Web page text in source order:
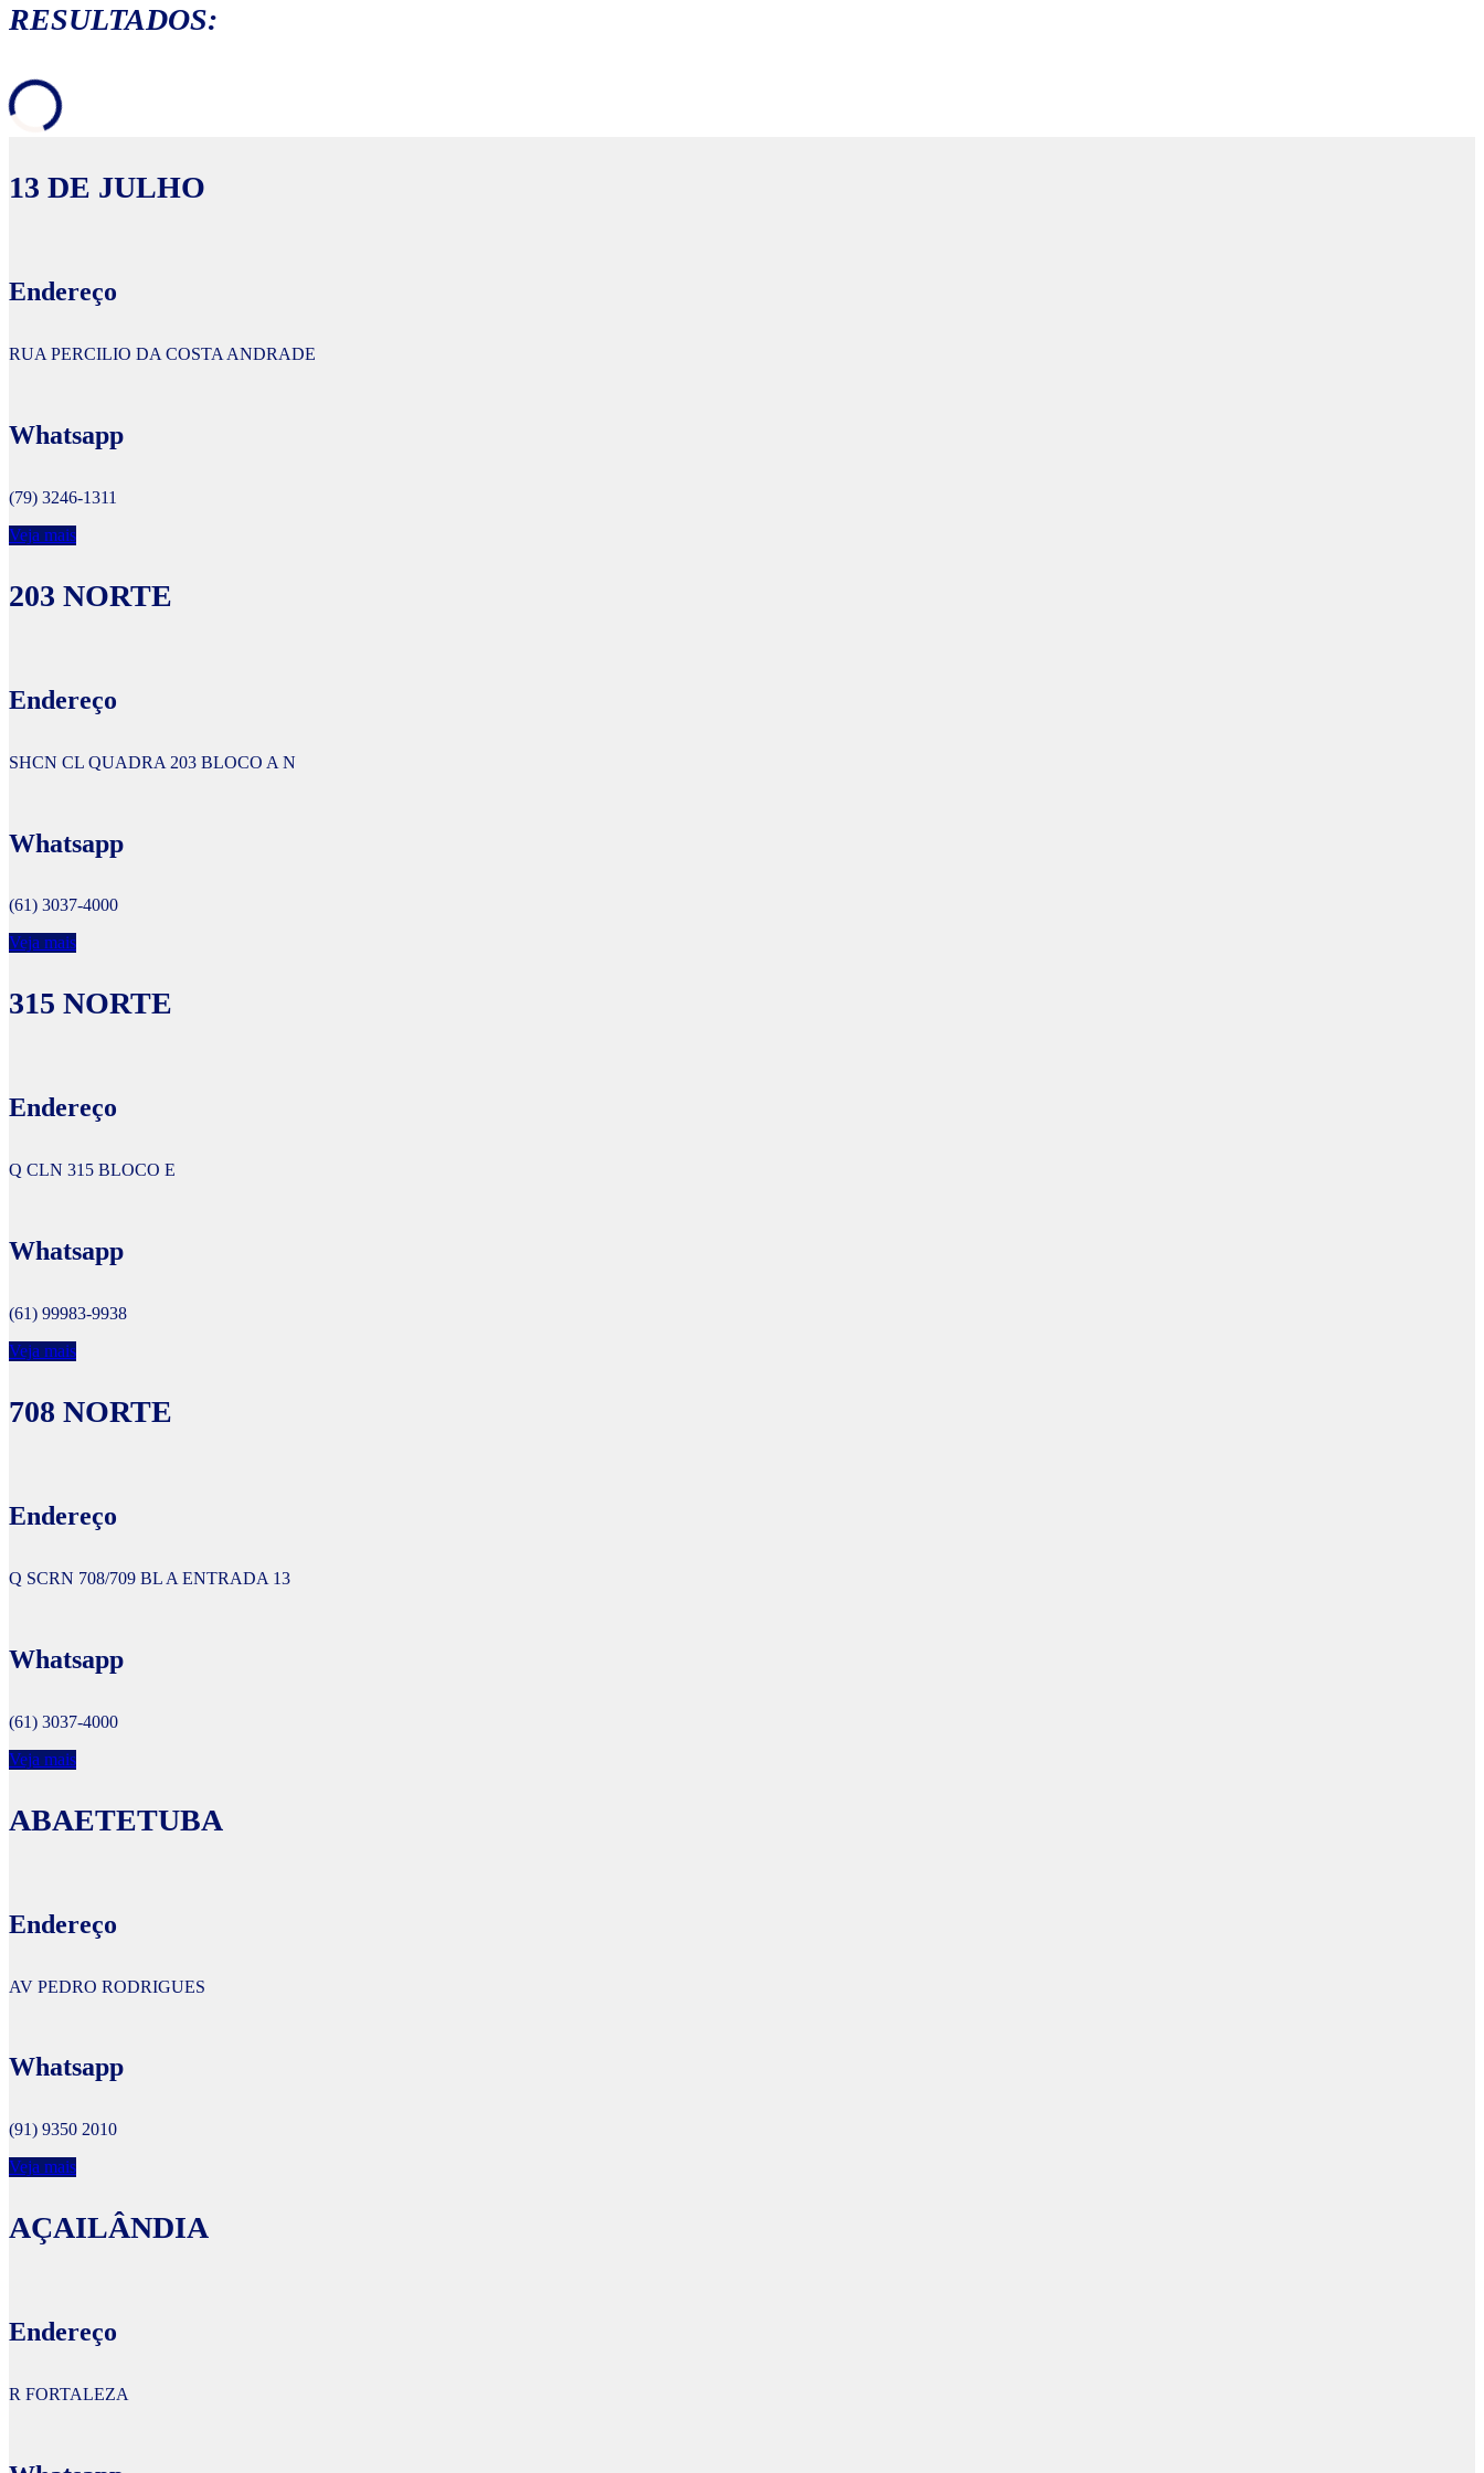
RESULTADOS:
13 DE JULHO
Endereço
RUA PERCILIO DA COSTA ANDRADE
Whatsapp
(79) 3246-1311
Veja mais
203 NORTE
Endereço
SHCN CL QUADRA 203 BLOCO A N
Whatsapp
(61) 3037-4000
Veja mais
315 NORTE
Endereço
Q CLN 315 BLOCO E
Whatsapp
(61) 99983-9938
Veja mais
708 NORTE
Endereço
Q SCRN 708/709 BL A ENTRADA 13
Whatsapp
(61) 3037-4000
Veja mais
ABAETETUBA
Endereço
AV PEDRO RODRIGUES
Whatsapp
(91) 9350 2010
Veja mais
AÇAILÂNDIA
Endereço
R FORTALEZA